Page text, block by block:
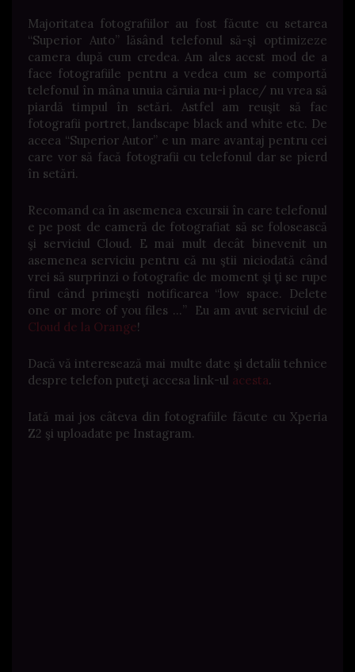
Majoritatea fotografiilor au fost făcute cu setarea
“Superior Auto” lăsând telefonul să-şi optimizeze
camera după cum credea. Am ales acest mod de a
face fotografiile pentru a vedea cum se comportă
telefonul în mâna unuia căruia nu-i place/ nu vrea să
piardă timpul în setări. Astfel am reuşit să fac
fotografii portret, landscape black and white etc. De
aceea “Superior Autor” e un mare avantaj pentru cei
care vor să facă fotografii cu telefonul dar se pierd
în setări.
Recomand ca în asemenea excursii în care telefonul
e pe post de cameră de fotografiat să se folosească
şi serviciul Cloud. E mai mult decât binevenit un
asemenea serviciu pentru că nu ştii niciodată când
vrei să surprinzi o fotografie de moment şi ţi se rupe
firul când primeşti notificarea “low space. Delete
one or more of you files …” Eu am avut serviciul de
Cloud de la Orange!
Dacă vă interesează mai multe date şi detalii tehnice
despre telefon puteţi accesa link-ul acesta.
Iată mai jos câteva din fotografiile făcute cu Xperia
Z2 şi uploadate pe Instagram.